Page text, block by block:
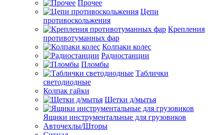
Прочее
Цепи
противоскольжения
Крепления
противотуманных фар
Колпаки колес
Радиостанции
Пломбы
Таблички
светодиодные
Колпак гайки
Щетки д/мытья
Ящики инструментальные для грузовиков
Авточехлы/Шторы